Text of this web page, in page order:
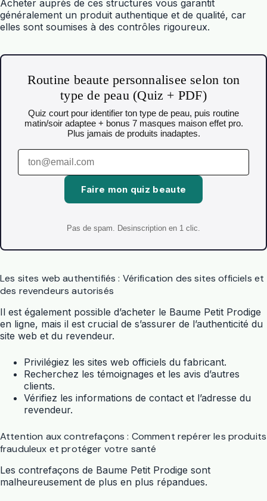
Acheter auprès de ces structures vous garantit
généralement un produit authentique et de qualité, car
elles sont soumises à des contrôles rigoureux.
Routine beaute personnalisee selon ton
type de peau (Quiz + PDF)
Quiz court pour identifier ton type de peau, puis routine
matin/soir adaptee + bonus 7 masques maison effet pro.
Plus jamais de produits inadaptes.
Faire mon quiz beaute
Pas de spam. Desinscription en 1 clic.
Les sites web authentifiés : Vérification des sites officiels et
des revendeurs autorisés
Il est également possible d’acheter le Baume Petit Prodige
en ligne, mais il est crucial de s’assurer de l’authenticité du
site web et du revendeur.
Privilégiez les sites web officiels du fabricant.
Recherchez les témoignages et les avis d’autres
clients.
Vérifiez les informations de contact et l’adresse du
revendeur.
Attention aux contrefaçons : Comment repérer les produits
frauduleux et protéger votre santé
Les contrefaçons de Baume Petit Prodige sont
malheureusement de plus en plus répandues.